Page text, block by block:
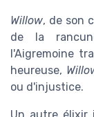
Willow, de son
de la
l'Aigremoine
heureuse,
ou d'injustice.
Un autre